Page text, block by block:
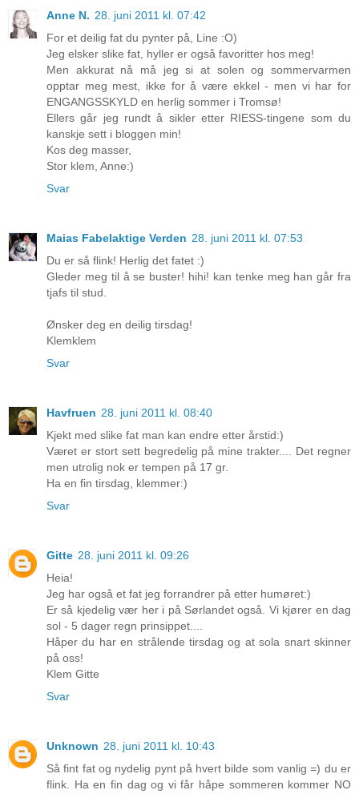
Anne N. 28. juni 2011 kl. 07:42
For et deilig fat du pynter på, Line :O)
Jeg elsker slike fat, hyller er også favoritter hos meg!
Men akkurat nå må jeg si at solen og sommervarmen
opptar meg mest, ikke for å være ekkel - men vi har for
ENGANGSSKYLD en herlig sommer i Tromsø!
Ellers går jeg rundt å sikler etter RIESS-tingene som du
kanskje sett i bloggen min!
Kos deg masser,
Stor klem, Anne:)
Svar
Maias Fabelaktige Verden 28. juni 2011 kl. 07:53
Du er så flink! Herlig det fatet :)
Gleder meg til å se buster! hihi! kan tenke meg han går fra
tjafs til stud.
Ønsker deg en deilig tirsdag!
Klemklem
Svar
Havfruen 28. juni 2011 kl. 08:40
Kjekt med slike fat man kan endre etter årstid:)
Været er stort sett begredelig på mine trakter.... Det regner
men utrolig nok er tempen på 17 gr.
Ha en fin tirsdag, klemmer:)
Svar
Gitte 28. juni 2011 kl. 09:26
Heia!
Jeg har også et fat jeg forrandrer på etter humøret:)
Er så kjedelig vær her i på Sørlandet også. Vi kjører en dag
sol - 5 dager regn prinsippet....
Håper du har en strålende tirsdag og at sola snart skinner
på oss!
Klem Gitte
Svar
Unknown 28. juni 2011 kl. 10:43
Så fint fat og nydelig pynt på hvert bilde som vanlig =) du er
flink. Ha en fin dag og vi får håpe sommeren kommer NO